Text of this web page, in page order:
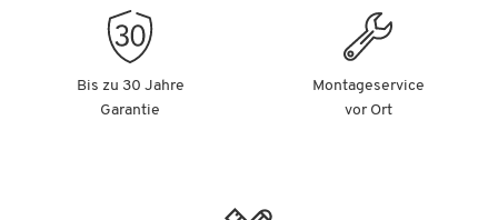
Bis zu 30 Jahre
Garantie
Montageservice
vor Ort